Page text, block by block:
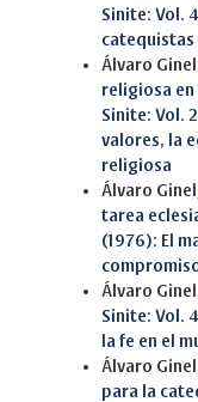
Sinite: Vol.
catequistas
Álvaro
religiosa
Sinite: Vol.
valores, la
religiosa
Álvaro
tarea
(1976): El
Álvaro
Sinite: Vol.
la fe en el
Álvaro
para la